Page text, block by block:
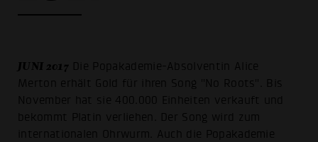
JUNI 2017 Die Popakademie-Absolventin Alice
Merton erhält Gold für ihren Song "No Roots". Bis
November hat sie 400.000 Einheiten verkauft und
bekommt Platin verliehen. Der Song wird zum
internationalen Ohrwurm. Auch die Popakademie